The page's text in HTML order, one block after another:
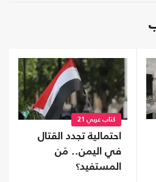
كتاب عربي 21
احتمالية تجدد القتال
في اليمن.. مَن
المستفيد؟